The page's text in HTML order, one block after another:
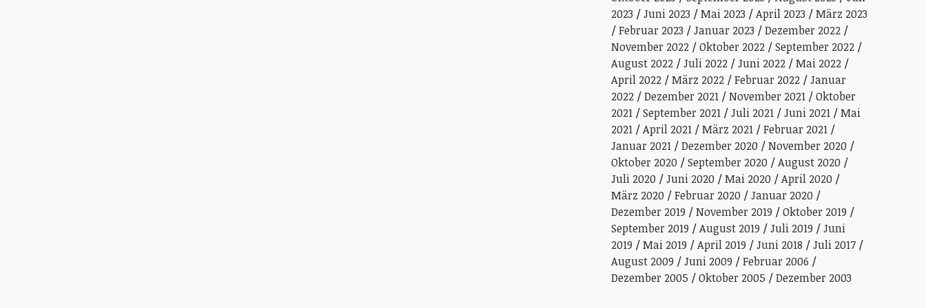
2023
Juni 2023 Mai 2023 April 2023
März 2023
Februar 2023
Januar 2023
Dezember 2022
November 2022
Oktober 2022
September 2022
August 2022
Juli 2022 Juni 2022
Mai 2022
April 2022
März 2022 Februar 2022
Januar
2022
Dezember 2021 November 2021
Oktober
2021
September 2021 Juli 2021 Juni 2021
Mai
2021
April 2021 März 2021
Februar 2021
Januar 2021
Dezember 2020
November 2020
Oktober 2020
September 2020
August 2020
Juli 2020
Juni 2020 Mai 2020
April 2020
März 2020
Februar 2020
Januar 2020
Dezember 2019
November 2019
Oktober 2019
September 2019
August 2019 Juli 2019
Juni
2019
Mai 2019 April 2019 Juni 2018
Juli 2017
August 2009
Juni 2009
Februar 2006
Dezember 2005
Oktober 2005 Dezember 2003